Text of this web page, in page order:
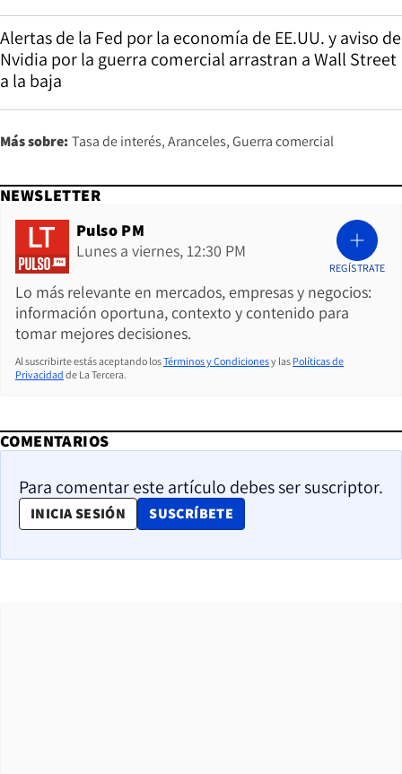
Alertas de la Fed por la economía de EE.UU. y aviso de
Nvidia por la guerra comercial arrastran a Wall Street
a la baja
Más sobre: Tasa de interés Aranceles Guerra comercial
NEWSLETTER
Pulso PM
Lunes a viernes, 12:30 PM
Lo más relevante en mercados, empresas y negocios:
información oportuna, contexto y contenido para
tomar mejores decisiones.
REGÍSTRATE
Al suscribirte estás aceptando losTérminos y Condicionesy las Políticas de
Privacidad de La Tercera.
COMENTARIOS
Para comentar este artículo debes ser suscriptor.
INICIA SESIÓN SUSCRÍBETE
OPENS IN NEW WINDOW